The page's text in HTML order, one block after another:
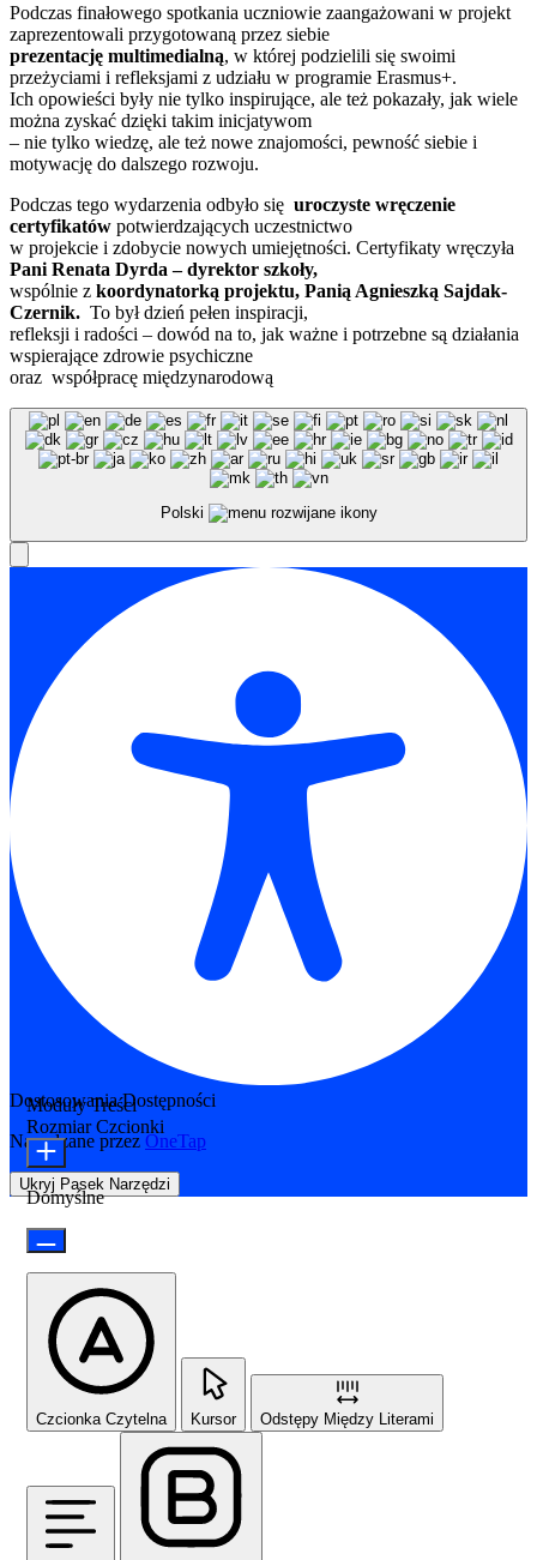
Podczas finałowego spotkania uczniowie zaangażowani w projekt
zaprezentowali przygotowaną przez siebie
prezentację multimedialną, w której podzielili się swoimi
przeżyciami i refleksjami z udziału w programie Erasmus+.
Ich opowieści były nie tylko inspirujące, ale też pokazały, jak wiele
można zyskać dzięki takim inicjatywom
– nie tylko wiedzę, ale też nowe znajomości, pewność siebie i
motywację do dalszego rozwoju.
Podczas tego wydarzenia odbyło się uroczyste wręczenie
certyfikatów potwierdzających uczestnictwo
w projekcie i zdobycie nowych umiejętności. Certyfikaty wręczyła
Pani Renata Dyrda – dyrektor szkoły,
wspólnie z koordynatorką projektu, Panią Agnieszką Sajdak-
Czernik. To był dzień pełen inspiracji,
refleksji i radości – dowód na to, jak ważne i potrzebne są działania
wspierające zdrowie psychiczne
oraz współpracę międzynarodową
Polski
Dostosowania Dostępności
Napędzane przez OneTap
Ukryj Pasek Narzędzi
Moduły Treści
Rozmiar Czcionki
Domyślne
Czcionka Czytelna Kursor Odstępy Między Literami